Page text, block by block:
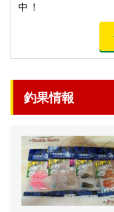
中！
釣果情報